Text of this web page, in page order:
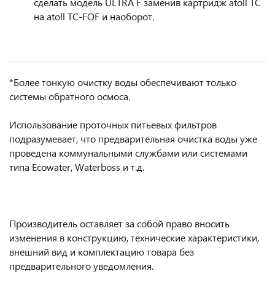
на atoll TC-FOF и наоборот.
*Более тонкую очистку воды обеспечивают только
системы обратного осмоса.
Использование проточных питьевых фильтров
подразумевает, что предварительная очистка воды уже
проведена коммунальными службами или системами
типа Ecowater, Waterboss и т.д.
Производитель оставляет за собой право вносить
изменения в конструкцию, технические характеристики,
внешний вид и комплектацию товара без
предварительного уведомления.